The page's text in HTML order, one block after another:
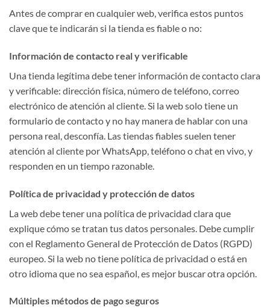
Antes de comprar en cualquier web, verifica estos puntos
clave que te indicarán si la tienda es fiable o no:
Información de contacto real y verificable
Una tienda legítima debe tener información de contacto clara
y verificable: dirección física, número de teléfono, correo
electrónico de atención al cliente. Si la web solo tiene un
formulario de contacto y no hay manera de hablar con una
persona real, desconfía. Las tiendas fiables suelen tener
atención al cliente por WhatsApp, teléfono o chat en vivo, y
responden en un tiempo razonable.
Política de privacidad y protección de datos
La web debe tener una política de privacidad clara que
explique cómo se tratan tus datos personales. Debe cumplir
con el Reglamento General de Protección de Datos (RGPD)
europeo. Si la web no tiene política de privacidad o está en
otro idioma que no sea español, es mejor buscar otra opción.
Múltiples métodos de pago seguros